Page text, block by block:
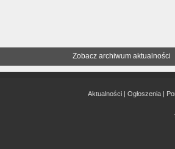
Zobacz archiwum aktualności
Aktualności| Ogłoszenia|